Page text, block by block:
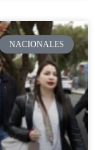
NACIONALES